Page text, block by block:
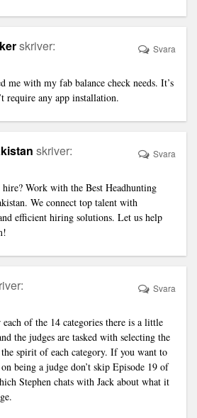
skriver:
me with my fab balance check needs. It’s
require any app installation.
Svara
skriver:
hire? Work with the Best Headhunting
We connect top talent with
efficient hiring solutions. Let us help
Svara
each of the 14 categories there is a little
the judges are tasked with selecting the
spirit of each category. If you want to
being a judge don’t skip Episode 19 of
Stephen chats with Jack about what it
Svara